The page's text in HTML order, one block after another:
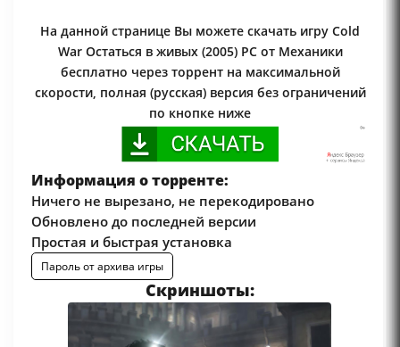
На данной странице Вы можете скачать игру Cold
War Остаться в живых (2005) PC от Механики
бесплатно через торрент на максимальной
скорости, полная (русская) версия без ограничений
по кнопке ниже
Информация о торренте:
Ничего не вырезано, не перекодировано
Обновлено до последней версии
Простая и быстрая установка
Пароль от архива игры
Скриншоты: